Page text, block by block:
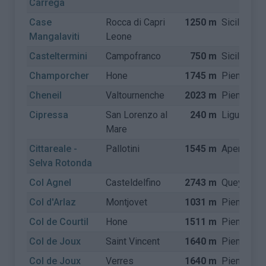
Carrega
Case
Mangalaviti
Rocca di Capri
Leone
1250 m Sicilië
Casteltermini Campofranco 750 m Sicilië
Champorcher
Hone 1745 m Piemonte
Cheneil
Valtournenche 2023 m Piemonte
Cipressa
San Lorenzo al
Mare
240 m Ligurië
Cittareale -
Selva Rotonda
Pallotini 1545 m
Col Agnel Casteldelfino 2743 m Queyras
Col d'Arlaz
Montjovet 1031 m Piemonte
Col de Courtil
Hone 1511 m Piemonte
Col de Joux
Saint Vincent 1640 m Piemonte
Col de Joux
Verres 1640 m Piemonte